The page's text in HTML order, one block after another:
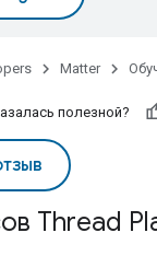
Matter
полезной?
Thread